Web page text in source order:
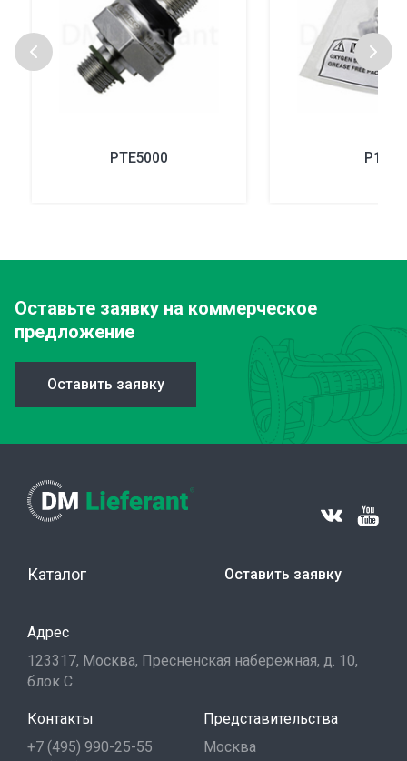
PTE5000 P1E
Оставьте заявку на коммерческое
предложение
Оставить заявку
Каталог Оставить заявку
Адрес
123317, Москва, Пресненская набережная, д. 10,
блок С
Контакты
+7 (495) 990-25-55
Представительства
Москва